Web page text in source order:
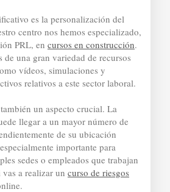
es la personalización del
centro nos hemos especializado,
PRL, en cursos en construcción.
de una gran variedad de recursos
vídeos, simulaciones y
relativos a este sector laboral.
un aspecto crucial. La
llegar a un mayor número de
de su ubicación
importante para
sedes o empleados que trabajan
a realizar un curso de riesgos